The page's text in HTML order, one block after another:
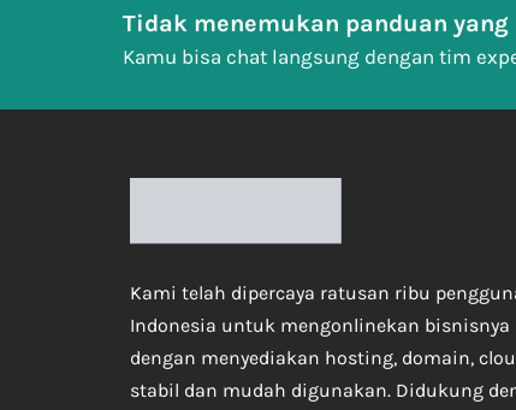
Tidak menemukan panduan
Kamu bisa chat langsung dengan tim
Kami telah dipercaya ratusan ribu
Indonesia untuk mengonlinekan bisnisnya
dengan menyediakan hosting, domain,
stabil dan mudah digunakan. Didukung